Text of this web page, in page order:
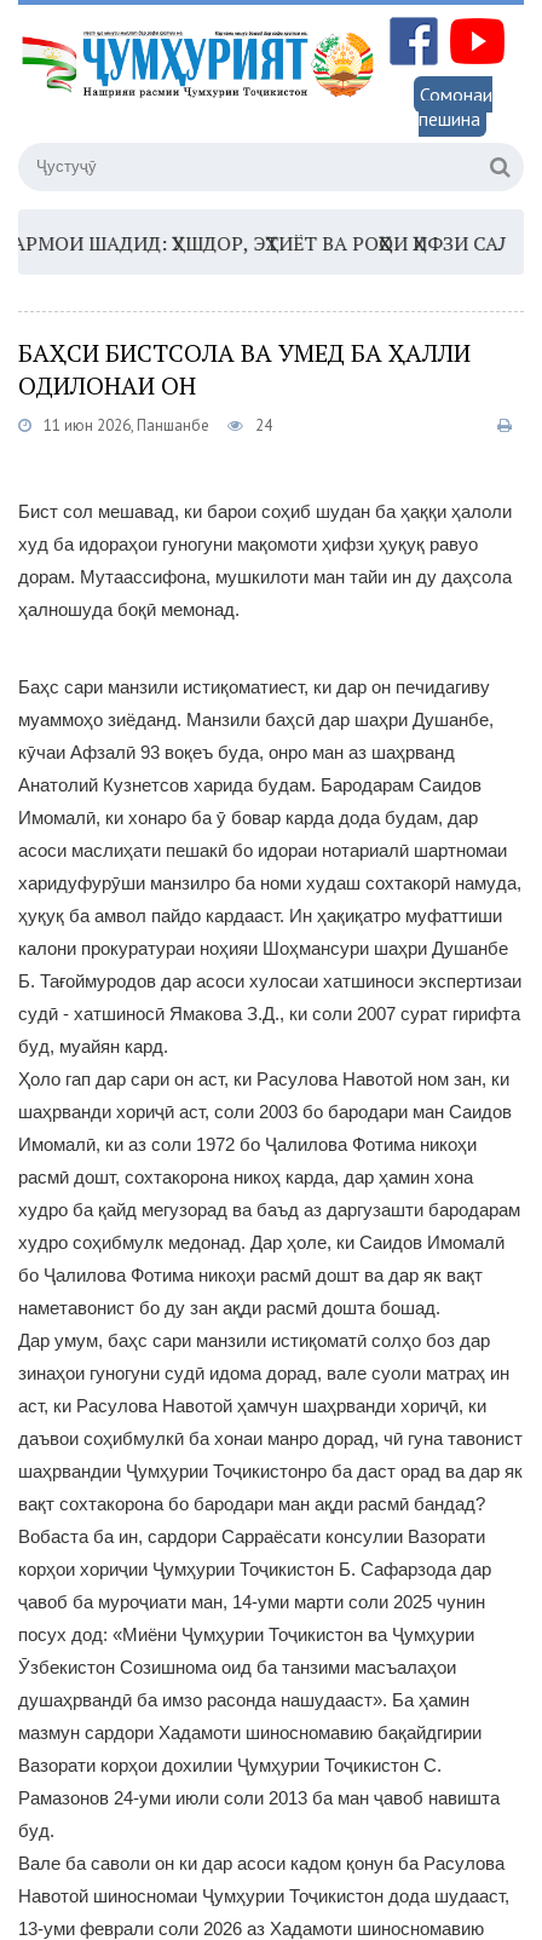
Сомонаи
пешина
ШАДИД: ҲУШДОР, ЭҲТИЁТ ВА РОҲҲОИ ҲИФЗИ САЛОМАТӢ
БАҲСИ БИСТСОЛА ВА УМЕД БА ҲАЛЛИ
ОДИЛОНАИ ОН
11 июн 2026, Панҷшанбе 24
Бист сол мешавад, ки барои соҳиб шудан ба ҳаққи ҳалоли
худ ба идораҳои гуногуни мақомоти ҳифзи ҳуқуқ равуо
дорам. Мутаассифона, мушкилоти ман тайи ин ду даҳсола
ҳалношуда боқӣ мемонад.
Баҳс сари манзили истиқоматиест, ки дар он печидагиву
муаммоҳо зиёданд. Манзили баҳсӣ дар шаҳри Душанбе,
кӯчаи Афзалӣ 93 воқеъ буда, онро ман аз шаҳрванд
Анатолий Кузнетсов харида будам. Бародарам Саидов
Имомалӣ, ки хонаро ба ӯ бовар карда дода будам, дар
асоси маслиҳати пешакӣ бо идораи нотариалӣ шартномаи
харидуфурӯши манзилро ба номи худаш сохтакорӣ намуда,
ҳуқуқ ба амвол пайдо кардааст. Ин ҳақиқатро муфаттиши
калони прокуратураи ноҳияи Шоҳмансури шаҳри Душанбе
Б. Тағоймуродов дар асоси хулосаи хатшиноси экспертизаи
судӣ - хатшиносӣ Ямакова З.Д., ки соли 2007 сурат гирифта
буд, муайян кард.
Ҳоло гап дар сари он аст, ки Расулова Навотой ном зан, ки
шаҳрванди хориҷӣ аст, соли 2003 бо бародари ман Саидов
Имомалӣ, ки аз соли 1972 бо Ҷалилова Фотима никоҳи
расмӣ дошт, сохтакорона никоҳ карда, дар ҳамин хона
худро ба қайд мегузорад ва баъд аз даргузашти бародарам
худро соҳибмулк медонад. Дар ҳоле, ки Саидов Имомалӣ
бо Ҷалилова Фотима никоҳи расмӣ дошт ва дар як вақт
наметавонист бо ду зан ақди расмӣ дошта бошад.
Дар умум, баҳс сари манзили истиқоматӣ солҳо боз дар
зинаҳои гуногуни судӣ идома дорад, вале суоли матраҳ ин
аст, ки Расулова Навотой ҳамчун шаҳрванди хориҷӣ, ки
даъвои соҳибмулкӣ ба хонаи манро дорад, чӣ гуна тавонист
шаҳрвандии Ҷумҳурии Тоҷикистонро ба даст орад ва дар як
вақт сохтакорона бо бародари ман ақди расмӣ бандад?
Вобаста ба ин, сардори Сарраёсати консулии Вазорати
корҳои хориҷии Ҷумҳурии Тоҷикистон Б. Сафарзода дар
ҷавоб ба муроҷиати ман, 14-уми марти соли 2025 чунин
посух дод: «Миёни Ҷумҳурии Тоҷикистон ва Ҷумҳурии
Ӯзбекистон Созишнома оид ба танзими масъалаҳои
душаҳрвандӣ ба имзо расонда нашудааст». Ба ҳамин
мазмун сардори Хадамоти шиносномавию бақайдгирии
Вазорати корҳои дохилии Ҷумҳурии Тоҷикистон С.
Рамазонов 24-уми июли соли 2013 ба ман ҷавоб навишта
буд.
Вале ба саволи он ки дар асоси кадом қонун ба Расулова
Навотой шиносномаи Ҷумҳурии Тоҷикистон дода шудааст,
13-уми феврали соли 2026 аз Хадамоти шиносномавию